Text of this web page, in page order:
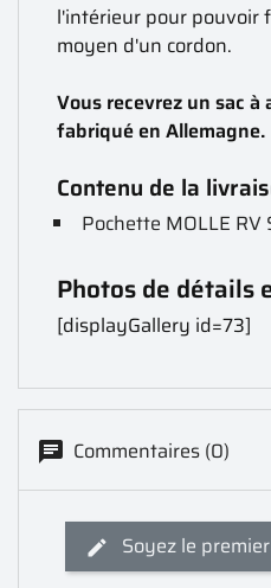
l'intérieur pour pouvoir
moyen d'un cordon.
Vous recevrez un sac à
fabriqué en Allemagne.
Contenu de la
Pochette MOLLE
Photos de détails
[displayGallery id=73]
Commentaires (0)
Soyez le